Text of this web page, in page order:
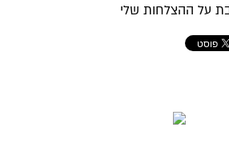
על ההצלחות שלי